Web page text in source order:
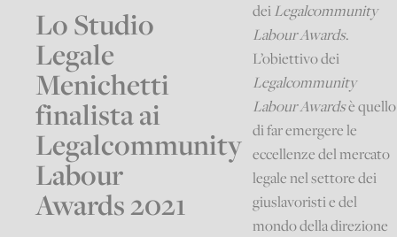
Lo Studio
Legale
Menichetti
finalista ai
Legalcommunity
Labour
Awards 2021
deiLegalcommunity
Labour Awards.
L’obiettivo dei
Legalcommunity
Labour Awardsè quello
di far emergere le
eccellenze del mercato
legale nel settore dei
giuslavoristi e del
mondo della direzione